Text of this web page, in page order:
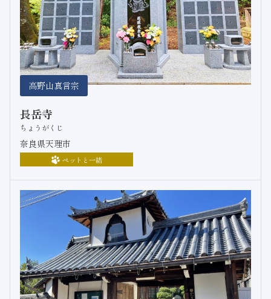
高野山真言宗
長岳寺
ちょうがくじ
奈良県天理市
ペットと一緒